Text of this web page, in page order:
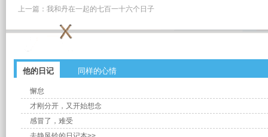
上一篇： 我和丹在一起的七百一十六个日子
他的日记 同样的心情
懈怠
才刚分开，又开始想念
感冒了，难受